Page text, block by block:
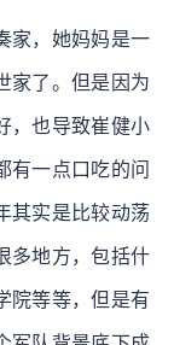
家，她妈妈是一
家了。但是因为
，也导致崔健小
有一点口吃的问
其实是比较动荡
多地方，包括什
院等等，但是有